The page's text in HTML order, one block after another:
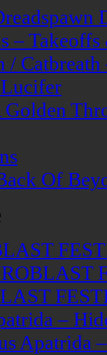
–
/
Lucifer
Of
–
Apatrida